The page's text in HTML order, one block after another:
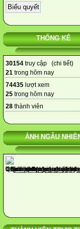
THỐNG KÊ
30154 truy cập (chi tiết)
21 trong hôm nay
74435 lượt xem
25 trong hôm nay
28 thành viên
ẢNH NGẪU